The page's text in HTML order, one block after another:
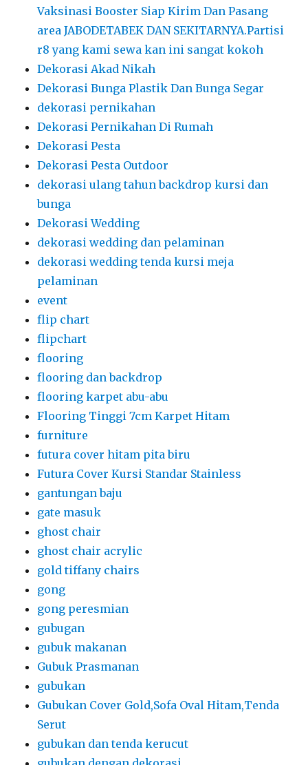
Vaksinasi Booster Siap Kirim Dan Pasang
area JABODETABEK DAN SEKITARNYA.Partisi
r8 yang kami sewa kan ini sangat kokoh
Dekorasi Akad Nikah
Dekorasi Bunga Plastik Dan Bunga Segar
dekorasi pernikahan
Dekorasi Pernikahan Di Rumah
Dekorasi Pesta
Dekorasi Pesta Outdoor
dekorasi ulang tahun backdrop kursi dan
bunga
Dekorasi Wedding
dekorasi wedding dan pelaminan
dekorasi wedding tenda kursi meja
pelaminan
event
flip chart
flipchart
flooring
flooring dan backdrop
flooring karpet abu-abu
Flooring Tinggi 7cm Karpet Hitam
furniture
futura cover hitam pita biru
Futura Cover Kursi Standar Stainless
gantungan baju
gate masuk
ghost chair
ghost chair acrylic
gold tiffany chairs
gong
gong peresmian
gubugan
gubuk makanan
Gubuk Prasmanan
gubukan
Gubukan Cover Gold,Sofa Oval Hitam,Tenda
Serut
gubukan dan tenda kerucut